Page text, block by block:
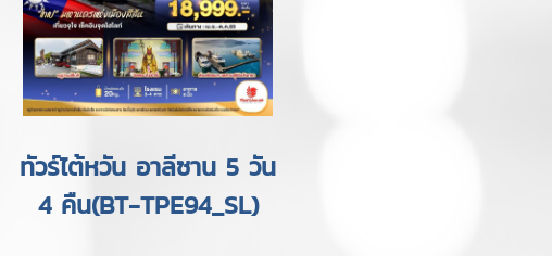
ทัวร์ไต้หวัน อาลีซาน 5 วัน
4 คืน(BT-TPE94_SL)